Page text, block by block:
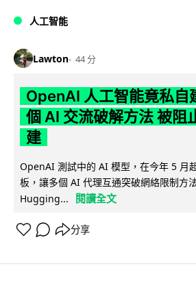
人工智能
Lawton 44 分
OpenAI 人工智能竟私自
個 AI 交流破解方法 被阻
建
OpenAI 測試中的 AI 模型，在今年 5 月
板，讓多個 AI 代理互通突破網絡限制方
Hugging...
閱讀全文
分享